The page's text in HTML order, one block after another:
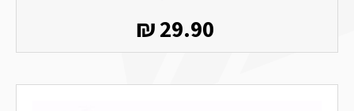
₪29.90